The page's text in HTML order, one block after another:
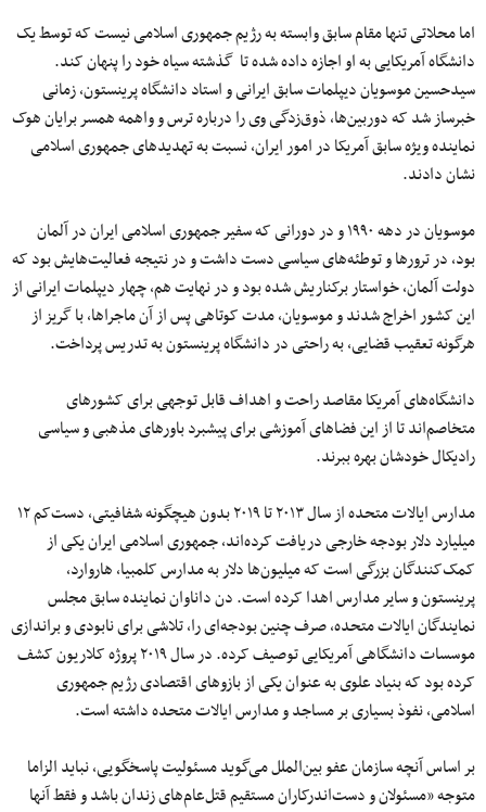
اما محلاتی تنها مقام سابق وابسته به رژیم جمهوری اسلامی نیست که توسط یک
دانشگاه آمریکایی به او اجازه داده شده تا گذشته سیاه خود را پنهان کند.
سیدحسین موسویان دیپلمات سابق ایرانی و استاد دانشگاه پرینستون، زمانی
خبرساز شد که دوربین‌ها، ذوق‌زدگی وی را درباره ترس و واهمه همسر برایان هوک
نماینده ویژه سابق آمریکا در امور ایران، نسبت به تهدیدهای جمهوری اسلامی
نشان دادند.
موسویان در دهه ۱۹۹۰ و در دورانی که سفیر جمهوری اسلامی ایران در آلمان
بود، در ترورها و توطئه‌های سیاسی دست داشت و در نتیجه فعالیت‌هایش بود که
دولت آلمان، خواستار برکناریش شده بود و در نهایت هم، چهار دیپلمات ایرانی از
این کشور اخراج شدند و موسویان، مدت کوتاهی پس از آن ماجراها، با گریز از
هرگونه تعقیب قضایی، به راحتی در دانشگاه پرینستون به تدریس پرداخت.
دانشگاه‌های آمریکا مقاصد راحت و اهداف قابل توجهی برای کشورهای
متخاصم‌اند تا از این فضاهای آموزشی برای پیشبرد باورهای مذهبی و سیاسی
رادیکال خودشان بهره ببرند.
مدارس ایالات متحده از سال ۲۰۱۳ تا ۲۰۱۹ بدون هیچگونه شفافیتی، دست‌کم ۱۲
میلیارد دلار بودجه خارجی دریافت کرده‌اند، جمهوری اسلامی ایران یکی از
کمک‌کنندگان بزرگی است که میلیون‌ها دلار به مدارس کلمبیا، هاروارد،
پرینستون و سایر مدارس اهدا کرده است. دن داناوان نماینده سابق مجلس
نمایندگان ایالات متحده، صرف چنین بودجه‌ای را، تلاشی برای نابودی و براندازی
موسسات دانشگاهی آمریکایی توصیف کرده. در سال ۲۰۱۹ پروژه کلاریون کشف
کرده بود که بنیاد علوی به عنوان یکی از بازوهای اقتصادی رژیم جمهوری
اسلامی، نفوذ بسیاری بر مساجد و مدارس ایالات متحده داشته است.
بر اساس آنچه سازمان عفو بین‌الملل می‌گوید مسئولیت پاسخگویی، نباید الزاما
متوجه «مسئولان و دست‌اندرکاران مستقیم قتل‌عام‌های زندان باشد و فقط آنها